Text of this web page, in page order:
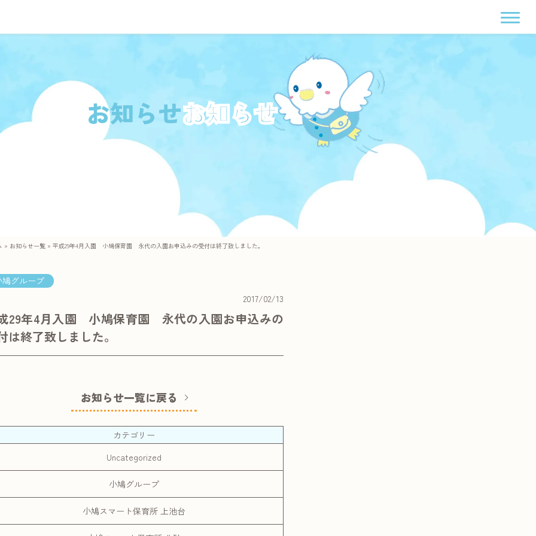
お知らせ
» お知らせ一覧 » 平成29年4月入園 小鳩保育園 永代の入園お申込みの受付は終了致しました。
鳩グループ
2017/02/13
29年4月入園 小鳩保育園 永代の入園お申込みの
は終了致しました。
お知らせ一覧に戻る
カテゴリー
Uncategorized
小鳩グループ
小鳩スマート保育所 上池台